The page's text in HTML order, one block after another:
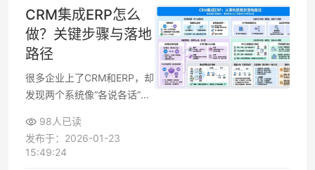
问题、优化动作。围绕线索、
转化、留存到ROI，每个阶段
都有可量化的衡量标准，匹配
不同角色的汇报和决策需求，
让CRM效果评估变成持续优
化的抓手。
CRM集成ERP怎么
做？关键步骤与落地
路径
很多企业上了CRM和ERP，却
发现两个系统像“各说各话”。
链，结果还是要靠Excel和人
工传递。要让CRM集成ERP真
98人已读
发布于：2026-01-23
15:49:24